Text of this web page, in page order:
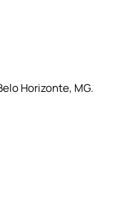
Horizonte, MG.